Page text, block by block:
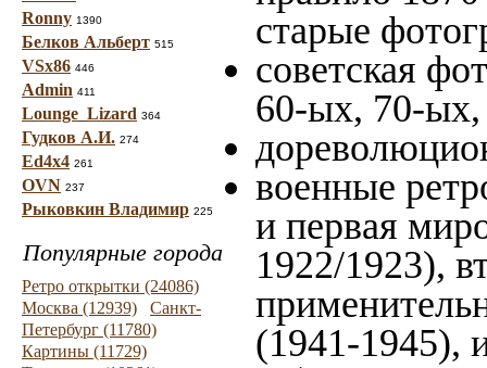
Ronny 1390
Белков Альберт 515
VSx86 446
Admin 411
Lounge_Lizard 364
Гудков А.И. 274
Ed4x4 261
OVN 237
Рыковкин Владимир 225
Популярные города
Ретро открытки (24086)
Москва (12939)
Санкт-
Петербург (11780)
Картины (11729)
старые
советская
60-ых, 70-ых,
военные
и первая
1922/1923),
(1941-1945),